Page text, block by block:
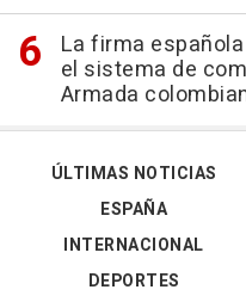
La firma
el sistema de
Armada
ÚLTIMAS NOTICIAS
ESPAÑA
INTERNACIONAL
DEPORTES